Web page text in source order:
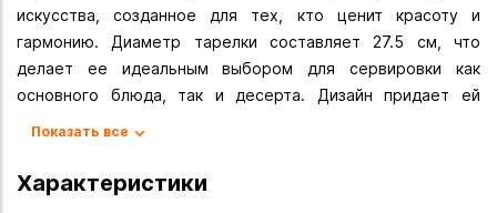
искусства, созданное для тех, кто ценит красоту и
гармонию. Диаметр тарелки составляет 27.5 см, что
делает ее идеальным выбором для сервировки как
основного блюда, так и десерта. Дизайн придает ей
особую атмосферу таинственности и загадочности,
Выполненная из высококачественного фарфора, она
станет прекрасным дополнением к любому столу и
Показать все
Характеристики